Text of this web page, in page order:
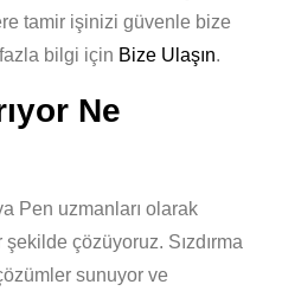
tamir işinizi güvenle bize
bilgi için Bize Ulaşın.
Ne
Pen uzmanları olarak
çözüyoruz. Sızdırma
sunuyor ve